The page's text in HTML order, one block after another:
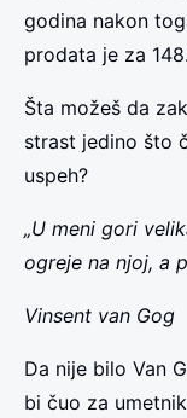
godina nakon
prodata je za
Šta možeš da
strast jedino što
uspeh?
„U meni gori
ogreje na njoj, a
Vinsent van Gog
Da nije bilo Van
bi čuo za